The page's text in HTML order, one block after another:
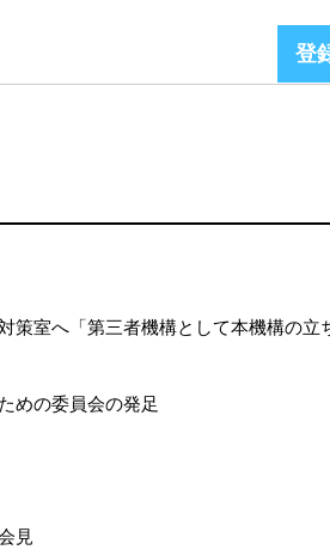
登
策室へ「第三者機構として本機構の立
めの委員会の発足
見